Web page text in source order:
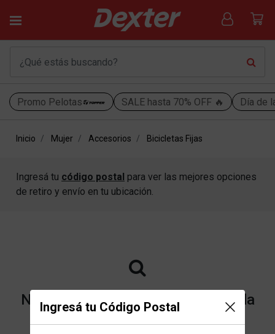
Promo Pelotas SALE hasta 70% OFF 🔥 Día de
Ingresá tu Código Postal
Inicio Mujer Accesorios Bicicletas Fijas
Ingresá tu código postal para ver las mejores opciones
de retiro y envío en tu ubicación.
No encontramos resultados para la
categoría "Bicicletas Fijas" que